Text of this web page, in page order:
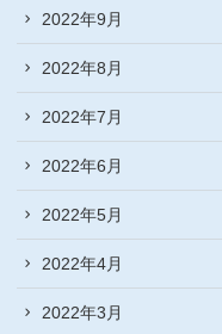
2022年9月
2022年8月
2022年7月
2022年6月
2022年5月
2022年4月
2022年3月